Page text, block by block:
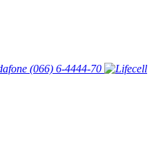
(066) 6-4444-70